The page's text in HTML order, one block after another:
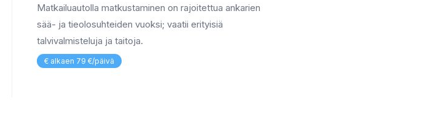
Matkailuautolla matkustaminen on rajoitettua ankarien
sää- ja tieolosuhteiden vuoksi; vaatii erityisiä
talvivalmisteluja ja taitoja.
€ alkaen 79 €/päivä